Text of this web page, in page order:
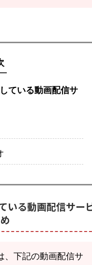
ている動画配信サ
いる動画配信サー
、下記の動画配信サ